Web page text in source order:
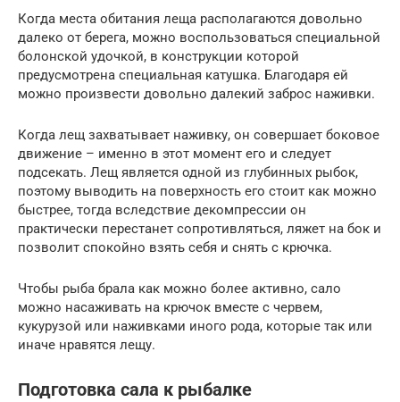
Когда места обитания леща располагаются довольно
далеко от берега, можно воспользоваться специальной
болонской удочкой, в конструкции которой
предусмотрена специальная катушка. Благодаря ей
можно произвести довольно далекий заброс наживки.
Когда лещ захватывает наживку, он совершает боковое
движение – именно в этот момент его и следует
подсекать. Лещ является одной из глубинных рыбок,
поэтому выводить на поверхность его стоит как можно
быстрее, тогда вследствие декомпрессии он
практически перестанет сопротивляться, ляжет на бок и
позволит спокойно взять себя и снять с крючка.
Чтобы рыба брала как можно более активно, сало
можно насаживать на крючок вместе с червем,
кукурузой или наживками иного рода, которые так или
иначе нравятся лещу.
Подготовка сала к рыбалке